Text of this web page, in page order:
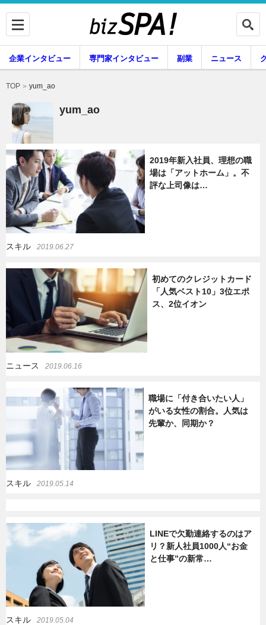
企業インタビュー
副業
暮らし エンタメ
連載一覧
企業インタビュー 専門家インタビュー 副業 ニュース
暮らし エンタメ
TOP yum_ao
yum_ao
2019年新入社員、理想の職
場は「アットホーム」。不
評な上司像は…
スキル 2019.06.27
初めてのクレジットカード
「人気ベスト10」3位エポ
ス、2位イオン
ニュース 2019.06.16
職場に「付き合いたい人」
がいる女性の割合。人気は
先輩か、同期か？
スキル 2019.05.14
LINEで欠勤連絡するのはア
リ？新人社員1000人“お金
と仕事”の新常…
スキル 2019.05.04